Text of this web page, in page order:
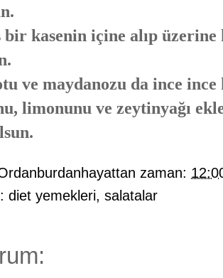
bir kasenin içine alıp
ve maydanozu da ince ince
limonunu ve zeytinyağı
zaman:
diet yemekleri, salatalar